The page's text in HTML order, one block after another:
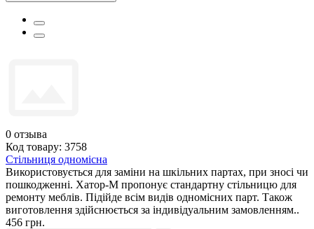
0 отзыва
Код товару: 3758
Стільниця одномісна
Використовується для заміни на шкільних партах, при зносі чи
пошкодженні. Хатор-М пропонує стандартну стільницю для
ремонту меблів. Підійде всім видів одномісних парт. Також
виготовлення здійснюється за індивідуальним замовленням..
456 грн.